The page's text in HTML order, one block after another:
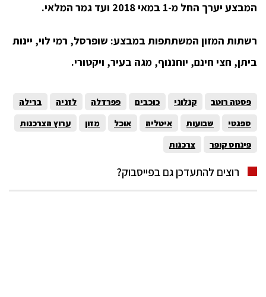
המבצע יערך החל מ-1 במאי 2018 ועד גמר המלאי.
רשתות המזון המשתתפות במבצע: שופרסל, רמי לוי, יינות
ביתן, חצי חינם, יוחננוף, מגה בעיר, ויקטורי.
פסטה רוטב קנלוני כוכבים פפרדלה לזניה
ברילה
ספגטי
שבועות איטליה אוכל מזון
ערוץ הצרכנות
פינחס קופר
צרכנות
רוצים להתעדכן גם בפייסבוק?